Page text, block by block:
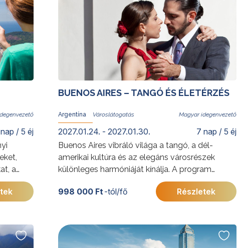
/ 5 éj
a
BUENOS AIRES – TANGÓ ÉS ÉLETÉRZÉS
Argentína Magyar idegenvezető
2027.01.24. - 2027.01.30. 7 nap / 5 éj
Buenos Aires vibráló világa a tangó, a dél-
amerikai kultúra és az elegáns városrészek
különleges harmóniáját kínálja. A program
során megismerkedhet a város legismertebb
látnivalóival, jellegzetes negyedeivel és
Tigre-delta természeti szépségei és az
argentin vidék hangulata is várja.
998 000 Ft-tól/fő Részletek